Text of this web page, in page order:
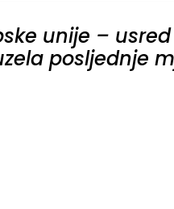
unije –
posljednje